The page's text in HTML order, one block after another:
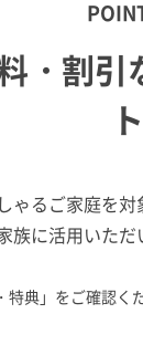
・割
ゃるご家庭を
に活用いただ
典」をご確認くだ